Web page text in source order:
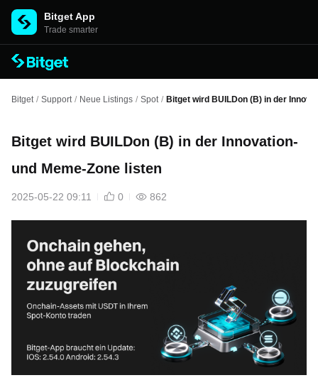
Bitget App
Trade smarter
Bitget / Support / Neue Listings / Spot / Bitget wird BUILDon (B) in der
Bitget wird BUILDon (B) in der Innovation-
und Meme-Zone listen
2025-05-22 09:11 0 862